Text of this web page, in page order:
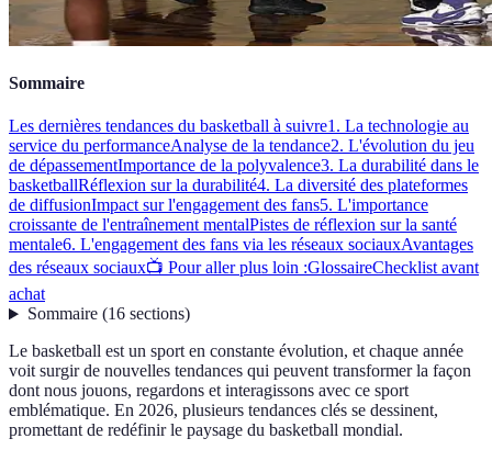
Sommaire
Les dernières tendances du basketball à suivre1. La technologie au
service du performanceAnalyse de la tendance2. L'évolution du jeu
de dépassementImportance de la polyvalence3. La durabilité dans le
basketballRéflexion sur la durabilité4. La diversité des plateformes
de diffusionImpact sur l'engagement des fans5. L'importance
croissante de l'entraînement mentalPistes de réflexion sur la santé
mentale6. L'engagement des fans via les réseaux sociauxAvantages
des réseaux sociaux📺 Pour aller plus loin :GlossaireChecklist avant
achat
Sommaire(16 sections)
Le basketball est un sport en constante évolution, et chaque année
voit surgir de nouvelles tendances qui peuvent transformer la façon
dont nous jouons, regardons et interagissons avec ce sport
emblématique. En 2026, plusieurs tendances clés se dessinent,
promettant de redéfinir le paysage du basketball mondial.